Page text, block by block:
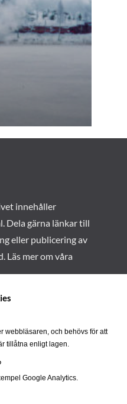
innehåller
Dela gärna länkar till
eller publicering av
Läs mer om våra
webbläsaren, och behövs för att
tillåtna enligt lagen.
Google Analytics.